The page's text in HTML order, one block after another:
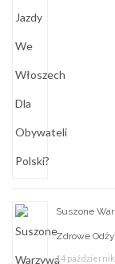
Suszone
Zdrowe
14